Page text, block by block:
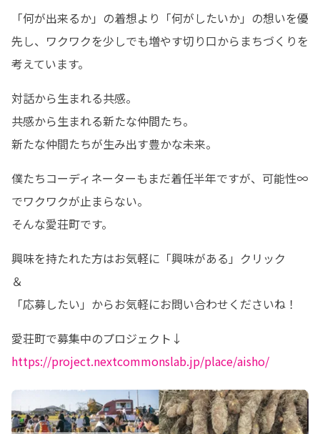
「何が出来るか」の着想より「何がしたいか」の想いを優
先し、ワクワクを少しでも増やす切り口からまちづくりを
考えています。
対話から生まれる共感。
共感から生まれる新たな仲間たち。
新たな仲間たちが生み出す豊かな未来。
僕たちコーディネーターもまだ着任半年ですが、可能性∞
でワクワクが止まらない。
そんな愛荘町です。
興味を持たれた方はお気軽に「興味がある」クリック
＆
「応募したい」からお気軽にお問い合わせくださいね！
https://project.nextcommonslab.jp/place/aisho/